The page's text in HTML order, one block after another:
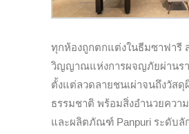
ทุกห้องถูกตกแต่งในธีมซาฟารี
วิญญาณแห่งการผจญภัยผ่านรา
ตั้งแต่ลวดลายชนเผ่าจนถึงวัสดุ
ธรรมชาติ พร้อมสิ่งอำนวยควา
และผลิตภัณฑ์ Panpuri ระดับลั